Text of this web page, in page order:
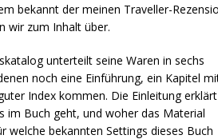
bekannt der meinen Traveller-
wir zum Inhalt über.
unterteilt seine Waren in sechs
noch eine Einführung, ein Kapitel
Index kommen. Die Einleitung
im Buch geht, und woher das Material
welche bekannten Settings dieses Buch